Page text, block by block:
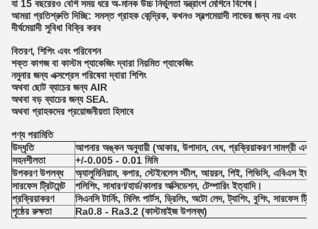
যা 15 বছরেরও বেশি সময় ধরে অ-মানক উচ্চ নির্ভুলতা যন্ত্রাংশ মেশিনে বিশেষ।
আমরা প্রতিশ্রুতি দিচ্ছি: সমস্ত গ্রাহক কেন্দ্রিক, কখনও স্বল্পমেয়াদী লাভের জন্য নয় এবং
দীর্ঘমেয়াদী সুবিধা বিক্রি করব
বিতরণ, শিপিং এবং পরিবেশন
শক্ত কাগজ বা কাস্টম প্যাকেজিং দ্বারা নিয়মিত প্যাকেজিং
নমুনার জন্য এক্সপ্রেস পরিষেবা দ্বারা শিপিং
অথবা ছোট ব্যাচের জন্য AIR
অথবা বড় ব্যাচের জন্য SEA.
অথবা গ্রাহকদের প্রয়োজনীয়তা হিসাবে
পণ্য পরামিতি
উদ্ধৃতি
আপনার অঙ্কন অনুযায়ী (আকার, উপাদান, বেধ, প্রক্রিয়াকরণ সামগ্রী এবং
সহনশীলতা
+/-0.005 - 0.01 মিমি
উপকরণ উপলব্ধ
অ্যালুমিনিয়াম, কপার, স্টেইনলেস স্টীল, আয়রন, পিই, পিভিসি, এবিএস
সারফেস ট্রিটমেন্ট
পলিশিং, সাধারণ/হার্ড/কালার অক্সিডেশন, টেম্পারিং ইত্যাদি।
প্রক্রিয়াকরণ
সিএনসি টার্নিং, মিলিং পার্টস, ড্রিলিং, অটো লেদ, ট্যাপিং, বুশিং, সারফেস
পৃষ্ঠের রুক্ষতা
Ra0.8 - Ra3.2 (কাস্টমাইজ উপলব্ধ)